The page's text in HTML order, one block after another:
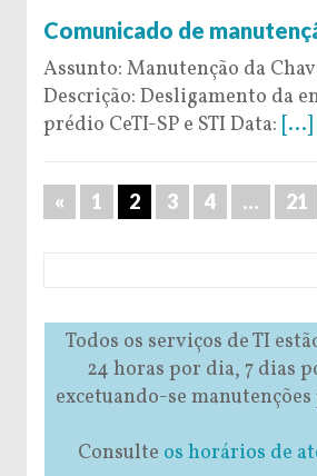
Comunicado de
Assunto: Manutenção da
Descrição: Desligamento da
prédio CeTI-SP e STI Data: [...]
« 1 2 3 4 … 21
Todos os serviços de TI
24 horas por dia, 7 dias
excetuando-se
Consulte os horários de